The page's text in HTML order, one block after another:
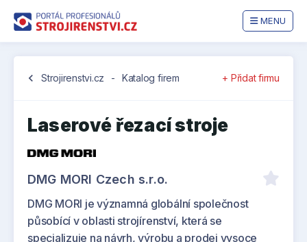
MENU
chevron_left Strojirenstvi.cz - Katalog firem + Přidat firmu
Laserové řezací stroje
DMG MORI Czech s.r.o.
DMG MORI je významná globální společnost
působící v oblasti strojírenství, která se
specializuje na návrh, výrobu a prodej vysoce